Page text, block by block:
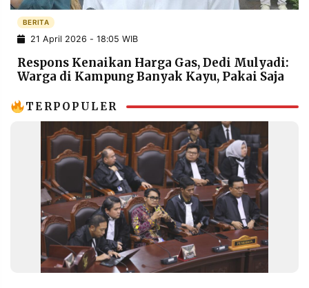
POLICY WARGA
INFORMASI
IKLAN
KIRIM
PENGADUAN TERM
OF
KAMI
BERITA
21 April 2026 - 18:05 WIB
Respons Kenaikan Harga Gas, Dedi Mulyadi:
Warga di Kampung Banyak Kayu, Pakai Saja
TERPOPULER